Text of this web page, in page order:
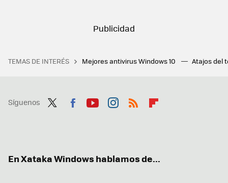
TEMAS DE INTERÉS Mejores antivirus Windows 10 Atajos del
Síguenos
En Xataka Windows hablamos de...